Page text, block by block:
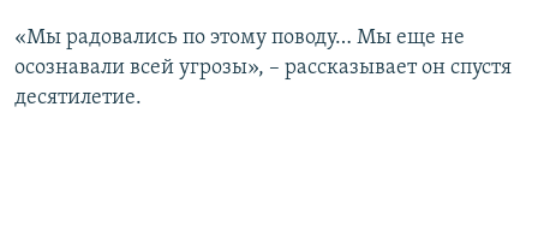
«Мы радовались по этому поводу… Мы еще не
осознавали всей угрозы», – рассказывает он спустя
десятилетие.